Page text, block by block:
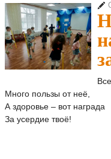
Много пользы от неё,
А здоровье – вот награда
За усердие твоё!